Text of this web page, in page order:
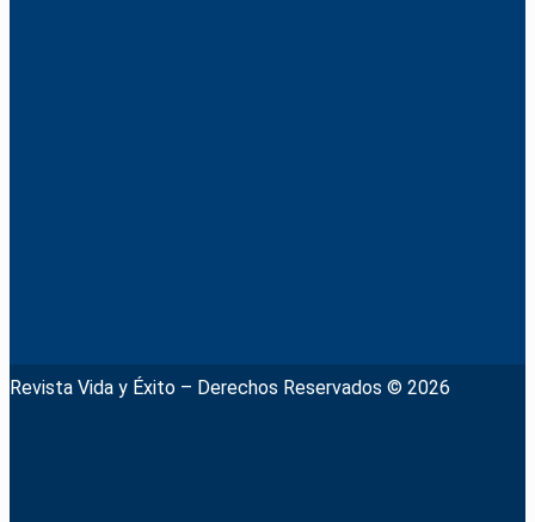
Revista Vida y Éxito – Derechos Reservados © 2026